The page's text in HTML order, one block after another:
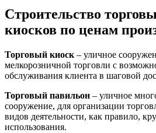
Строительство
киосков по ценам
Торговый киоск – уличное
мелкорозничной торговли с
обслуживания клиента в шаговой
Торговый павильон – уличное
сооружение, для организации
видов деятельности, как правило,
использования.